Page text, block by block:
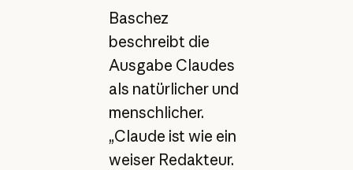
Baschez
beschreibt die
Ausgabe Claudes
als natürlicher und
menschlicher.
„Claude ist wie ein
weiser Redakteur.